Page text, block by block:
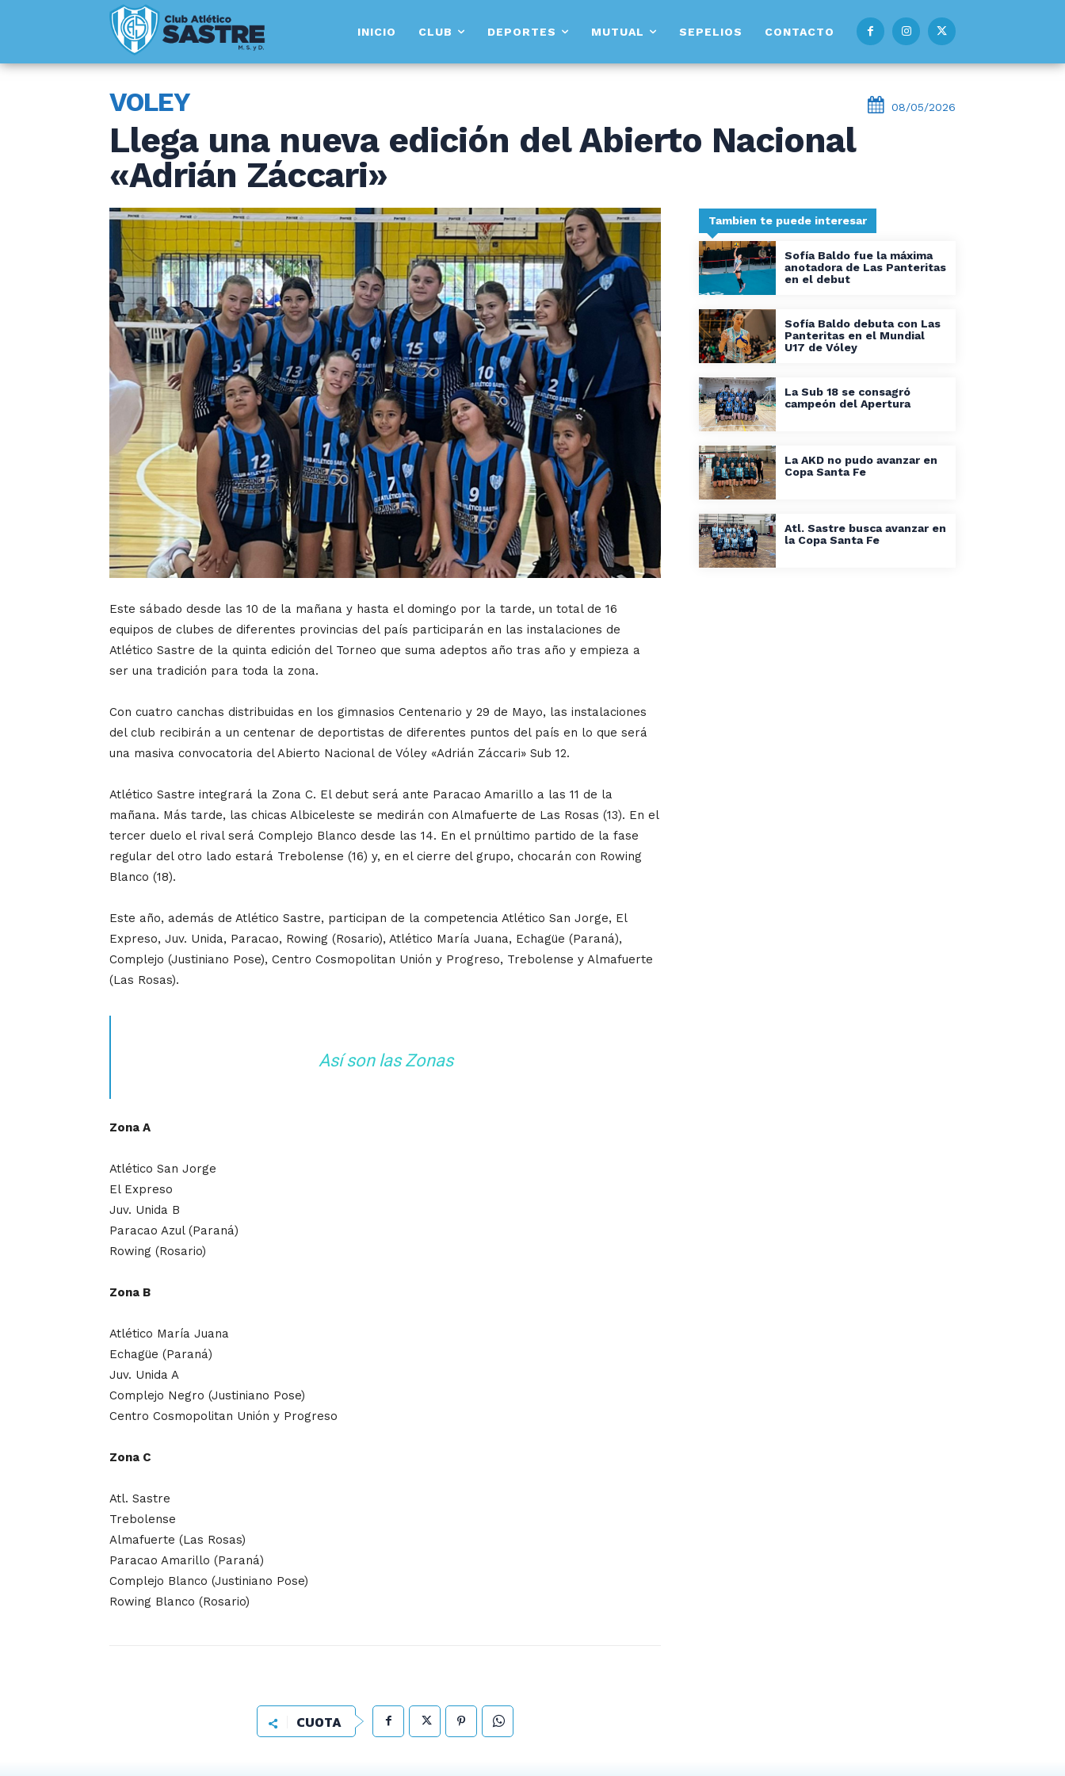
INICIO CLUB DEPORTES MUTUAL SEPELIOS CONTACTO
VOLEY 08/05/2026
Llega una nueva edición del Abierto Nacional
«Adrián Záccari»
Este sábado desde las 10 de la mañana y hasta el domingo por la tarde, un total de 16
equipos de clubes de diferentes provincias del país participarán en las instalaciones de
Atlético Sastre de la quinta edición del Torneo que suma adeptos año tras año y empieza a
ser una tradición para toda la zona.
Con cuatro canchas distribuidas en los gimnasios Centenario y 29 de Mayo, las instalaciones
del club recibirán a un centenar de deportistas de diferentes puntos del país en lo que será
una masiva convocatoria del Abierto Nacional de Vóley «Adrián Záccari» Sub 12.
Atlético Sastre integrará la Zona C. El debut será ante Paracao Amarillo a las 11 de la
mañana. Más tarde, las chicas Albiceleste se medirán con Almafuerte de Las Rosas (13). En el
tercer duelo el rival será Complejo Blanco desde las 14. En el prnúltimo partido de la fase
regular del otro lado estará Trebolense (16) y, en el cierre del grupo, chocarán con Rowing
Blanco (18).
Este año, además de Atlético Sastre, participan de la competencia Atlético San Jorge, El
Expreso, Juv. Unida, Paracao, Rowing (Rosario), Atlético María Juana, Echagüe (Paraná),
Complejo (Justiniano Pose), Centro Cosmopolitan Unión y Progreso, Trebolense y Almafuerte
(Las Rosas).
Así son las Zonas
Zona A
Atlético San Jorge
El Expreso
Juv. Unida B
Paracao Azul (Paraná)
Rowing (Rosario)
Zona B
Atlético María Juana
Echagüe (Paraná)
Juv. Unida A
Complejo Negro (Justiniano Pose)
Centro Cosmopolitan Unión y Progreso
Zona C
Atl. Sastre
Trebolense
Almafuerte (Las Rosas)
Paracao Amarillo (Paraná)
Complejo Blanco (Justiniano Pose)
Rowing Blanco (Rosario)
CUOTA
Tambien te puede interesar
Sofía Baldo fue la máxima
anotadora de Las Panteritas
en el debut
Sofía Baldo debuta con Las
Panteritas en el Mundial
U17 de Vóley
La Sub 18 se consagró
campeón del Apertura
La AKD no pudo avanzar en
Copa Santa Fe
Atl. Sastre busca avanzar en
la Copa Santa Fe